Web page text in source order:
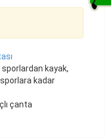
sporlardan kayak,
kadar
çanta